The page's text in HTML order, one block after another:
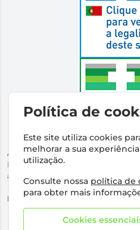
Autorizado a Disponibilizar
Receita Médica
através da Internet pelo Infarmed.
Direção Técnica:Dr
NIPC:
509316760 | Farmácia
©2026 Todos os
Política de
Este site utiliza cookies
melhorar a sua
utilização.
Consulte nossa política de
para obter mais
Cookies